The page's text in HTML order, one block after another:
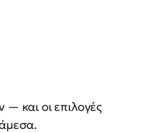
— και οι επιλογές